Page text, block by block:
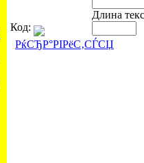
Длина
Код:
РќСЂР°РІРёС‚СЃСЏ